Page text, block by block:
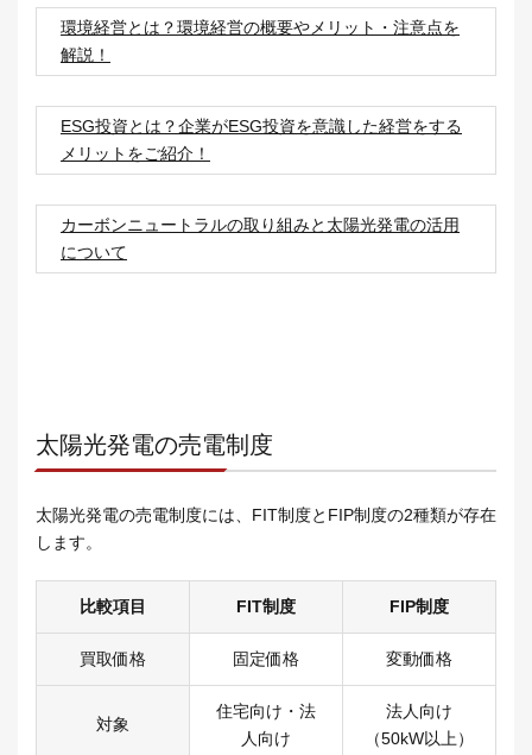
環境経営とは？環境経営の概要やメリット・注意点を
解説！
ESG投資とは？企業がESG投資を意識した経営をする
メリットをご紹介！
カーボンニュートラルの取り組みと太陽光発電の活用
について
太陽光発電の売電制度
太陽光発電の売電制度には、FIT制度とFIP制度の2種類が存在
します。
比較項目 FIT制度 FIP制度
買取価格 固定価格 変動価格
対象
住宅向け・法
人向け
法人向け
（50kW以上）